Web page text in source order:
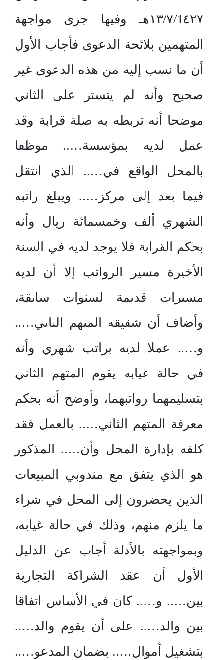
١٣/٧/1٤٢٧هـ وفيها جرى مواجهة
المتهمين بلائحة الدعوى فأجاب الأول
أن ما نسب إليه من هذه الدعوى غير
صحيح وأنه لم يتستر على الثاني
موضحا أنه تربطه به صلة قرابة وقد
عمل لديه بمؤسسة….. موظفا
بالمحل الواقع في….. الذي انتقل
فيما بعد إلى مركز….. ويبلغ راتبه
الشهري ألف وخمسمائة ريال وأنه
بحكم القرابة فلا يوجد لديه في السنة
الأخيرة مسير الرواتب إلا أن لديه
مسيرات قديمة لسنوات سابقة،
وأضاف أن شقيقه المتهم الثاني…..
و….. عملا لديه براتب شهري وأنه
في حالة غيابه يقوم المتهم الثاني
بتسليمهما رواتبهما، وأوضح أنه بحكم
معرفة المتهم الثاني….. بالعمل فقد
كلفه بإدارة المحل وأن….. المذكور
هو الذي يتفق مع مندوبي المبيعات
الذين يحضرون إلى المحل في شراء
ما يلزم منهم، وذلك في حالة غيابه،
وبمواجهته بالأدلة أجاب عن الدليل
الأول أن عقد الشراكة التجارية
بين….. و….. كان في الأساس اتفاقا
بين والد….. على أن يقوم والد…..
بتشغيل أموال….. بضمان المدعو…..